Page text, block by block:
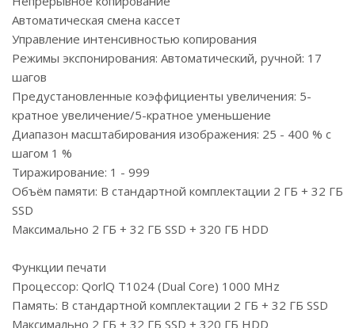
Автоматическая смена кассет
Управление интенсивностью копирования
Режимы экспонирования: Автоматический, ручной: 17
шагов
Предустановленные коэффициенты увеличения: 5-
кратное увеличение/5-кратное уменьшение
Диапазон масштабирования изображения: 25 - 400 % с
шагом 1 %
Тиражирование: 1 - 999
Объём памяти: В стандартной комплектации 2 ГБ + 32 ГБ
SSD
Максимально 2 ГБ + 32 ГБ SSD + 320 ГБ HDD
Функции печати
Процессор: QorlQ T1024 (Dual Core) 1000 MHz
Память: В стандартной комплектации 2 ГБ + 32 ГБ SSD
Максимально 2 ГБ + 32 ГБ SSD + 320 ГБ HDD